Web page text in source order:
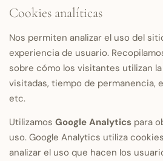
Cookies analíticas
Nos permiten analizar el uso del
experiencia de usuario.
sobre cómo los visitantes utilizan la
visitadas, tiempo de permanencia,
etc.
Utilizamos Google Analytics para
uso. Google Analytics utiliza
analizar el uso que hacen los